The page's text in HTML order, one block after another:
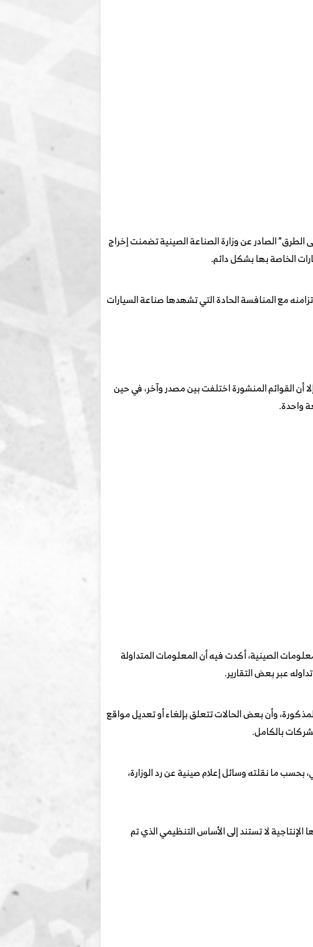
ومنتجات المركبات على الطرق” الصادر عن وزارة الصناعة الصينية تضمنت إخراج
الخاصة بها بشكل دائم.
مع المنافسة الحادة التي تشهدها صناعة السيارات
بعض وسائل الإعلام الصينية والصناعية أسماء عدة شركات ضمن الجدل المرتبط بالدفعة 408، إلا أن القوائم المنشورة اختلفت بين مصدر وآخر، في حين
واحدة.
الصينية، أكدت فيه أن المعلومات المتداولة
عبر بعض التقارير.
لجميع الشركات المذكورة، وأن بعض الحالات تتعلق بإلغاء أو تعديل مواقع
بالكامل.
ما نقلته وسائل إعلام صينية عن رد الوزارة،
لا تستند إلى الأساس التنظيمي الذي تم